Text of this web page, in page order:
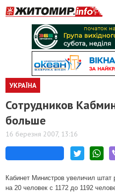
УКРАЇНА
Сотрудников
больше
16 березня 2007, 13:16
Кабинет Министров увеличил штат
на 20 человек с 1172 до 1192